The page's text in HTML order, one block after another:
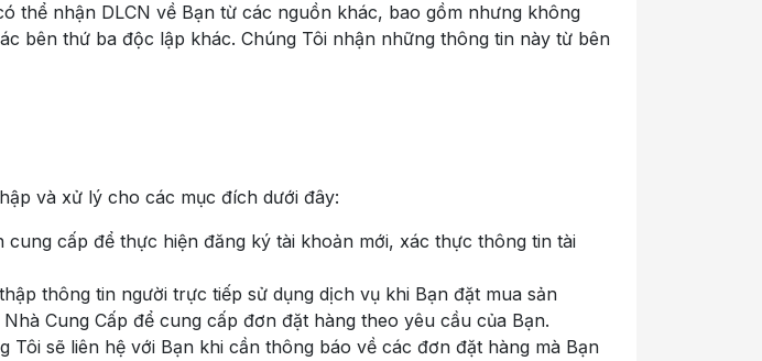
thể nhận DLCN về Bạn từ các nguồn khác, bao gồm nhưng không
bên thứ ba độc lập khác. Chúng Tôi nhận những thông tin này từ bên
và xử lý cho các mục đích dưới đây:
cấp để thực hiện đăng ký tài khoản mới, xác thực thông tin tài
thông tin người trực tiếp sử dụng dịch vụ khi Bạn đặt mua sản
Cung Cấp để cung cấp đơn đặt hàng theo yêu cầu của Bạn.
sẽ liên hệ với Bạn khi cần thông báo về các đơn đặt hàng mà Bạn